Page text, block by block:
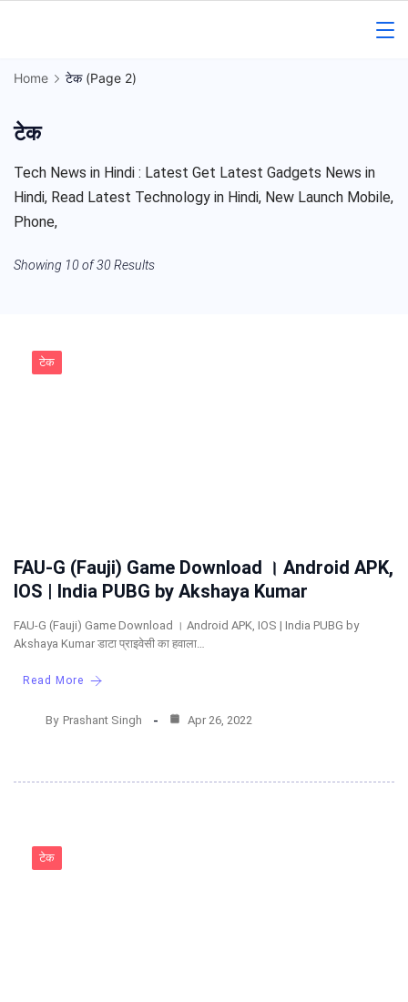
Regional
Home टेक(Page 2)
टेक
Tech News in Hindi : Latest Get Latest Gadgets News in
Hindi, Read Latest Technology in Hindi, New Launch Mobile,
Phone,
Showing 10 of 30 Results
टेक
FAU-G (Fauji) Game Download । Android APK,
IOS | India PUBG by Akshaya Kumar
FAU-G (Fauji) Game Download । Android APK, IOS | India PUBG by
Akshaya Kumar डाटा प्राइवेसी का हवाला…
Read More
By Prashant Singh Apr 26, 2022
टेक